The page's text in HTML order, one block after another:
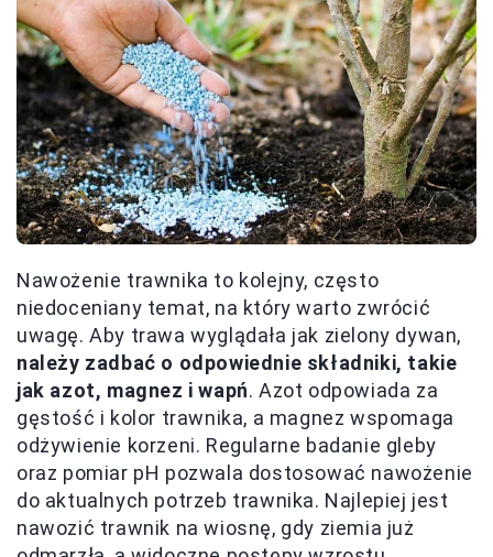
Nawożenie trawnika to kolejny, często
niedoceniany temat, na który warto zwrócić
uwagę. Aby trawa wyglądała jak zielony dywan,
należy zadbać o odpowiednie składniki, takie
jak azot, magnez i wapń. Azot odpowiada za
gęstość i kolor trawnika, a magnez wspomaga
odżywienie korzeni. Regularne badanie gleby
oraz pomiar pH pozwala dostosować nawożenie
do aktualnych potrzeb trawnika. Najlepiej jest
nawozić trawnik na wiosnę, gdy ziemia już